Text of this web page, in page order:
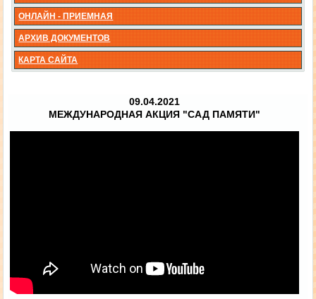
ОНЛАЙН - ПРИЕМНАЯ
АРХИВ ДОКУМЕНТОВ
КАРТА САЙТА
09.04.2021
МЕЖДУНАРОДНАЯ АКЦИЯ "САД ПАМЯТИ"